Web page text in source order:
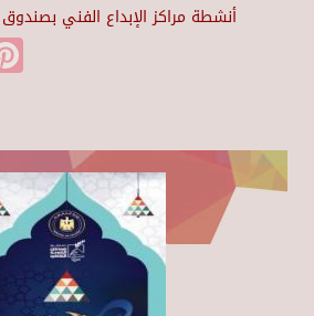
أنشطة مراكز الإبداع الفني بصندوق